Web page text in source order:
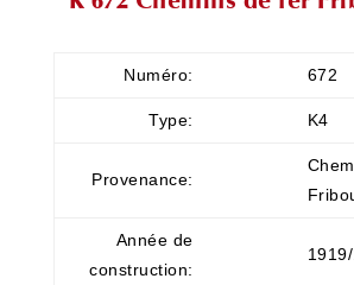
Numéro: 672
Type: K4
Provenance:
Année de
construction: